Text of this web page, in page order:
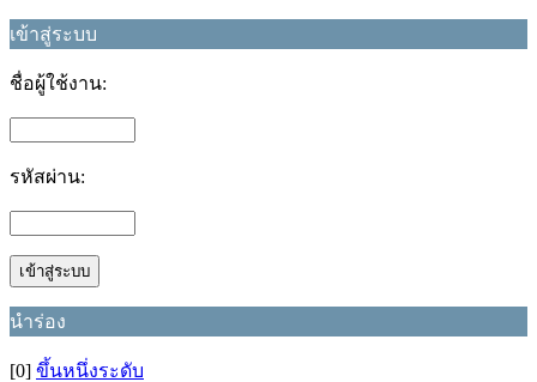
เข้าสู่ระบบ
ชื่อผู้ใช้งาน:
รหัสผ่าน:
นำร่อง
[0] ขึ้นหนึ่งระดับ